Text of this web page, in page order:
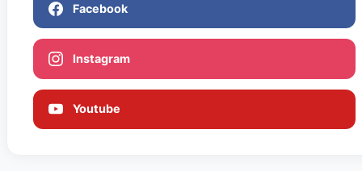
Facebook
Instagram
Youtube